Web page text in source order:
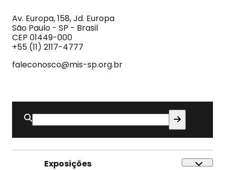
Imagem
e
do
Som
Av. Europa, 158, Jd. Europa
São Paulo - SP - Brasil
CEP 01449-000
+55 (11) 2117-4777
faleconosco@mis-sp.org.br
Buscar
por:
Exposições